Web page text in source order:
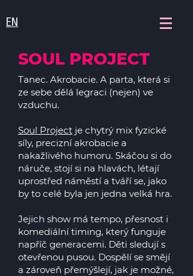
EN
SOUL PROJECT
Tanec. Akrobacie. A parta, která si
ze sebe dělá legraci (nejen) ve
vzduchu.
Soul Project je chytrý mix fyzické
síly, precizní akrobacie a
nakažlivého humoru. Skáčou si do
náruče, stojí si na hlavách, létají
uprostřed náměstí a tváří se, jako
by to celé byla jen jedna velká hra.
Jejich show má tempo, přesnost i
komediální timing, který funguje
napříč generacemi. Děti sledují s
otevřenou pusou. Dospělí se smějí
a zároveň přemýšlejí, jak je možné,